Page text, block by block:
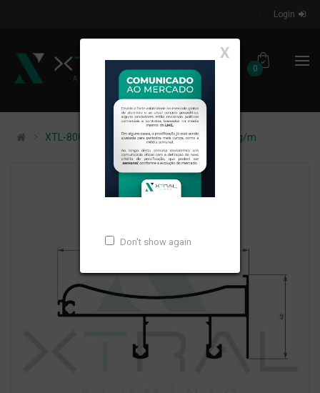
Login
0
X
Don't show again
XTL-808 - (SM-317) - PESO LINEAR: 1,172kg/m